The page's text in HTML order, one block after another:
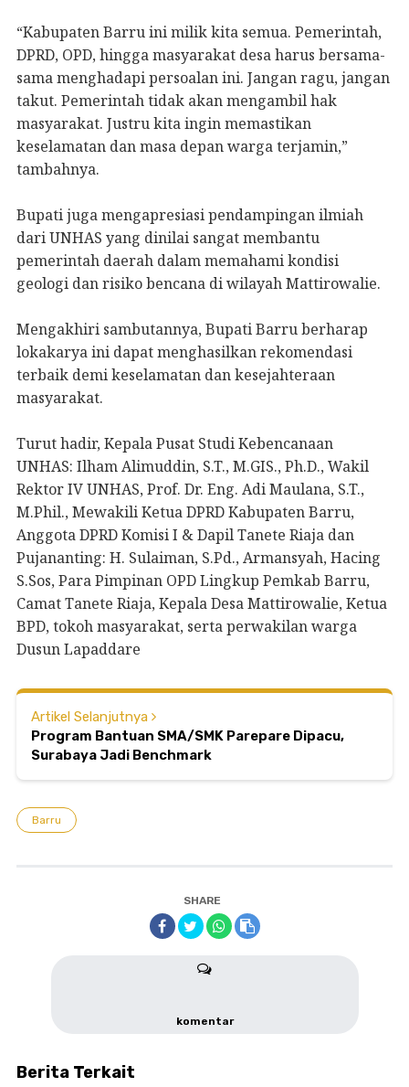
“Kabupaten Barru ini milik kita semua. Pemerintah,
DPRD, OPD, hingga masyarakat desa harus bersama-
sama menghadapi persoalan ini. Jangan ragu, jangan
takut. Pemerintah tidak akan mengambil hak
masyarakat. Justru kita ingin memastikan
keselamatan dan masa depan warga terjamin,”
tambahnya.
Bupati juga mengapresiasi pendampingan ilmiah
dari UNHAS yang dinilai sangat membantu
pemerintah daerah dalam memahami kondisi
geologi dan risiko bencana di wilayah Mattirowalie.
Mengakhiri sambutannya, Bupati Barru berharap
lokakarya ini dapat menghasilkan rekomendasi
terbaik demi keselamatan dan kesejahteraan
masyarakat.
Turut hadir, Kepala Pusat Studi Kebencanaan
UNHAS: Ilham Alimuddin, S.T., M.GIS., Ph.D., Wakil
Rektor IV UNHAS, Prof. Dr. Eng. Adi Maulana, S.T.,
M.Phil., Mewakili Ketua DPRD Kabupaten Barru,
Anggota DPRD Komisi I & Dapil Tanete Riaja dan
Pujananting: H. Sulaiman, S.Pd., Armansyah, Hacing
S.Sos, Para Pimpinan OPD Lingkup Pemkab Barru,
Camat Tanete Riaja, Kepala Desa Mattirowalie, Ketua
BPD, tokoh masyarakat, serta perwakilan warga
Dusun Lapaddare
Artikel Selanjutnya
Program Bantuan SMA/SMK Parepare Dipacu,
Surabaya Jadi Benchmark
Barru
SHARE
komentar
Berita Terkait